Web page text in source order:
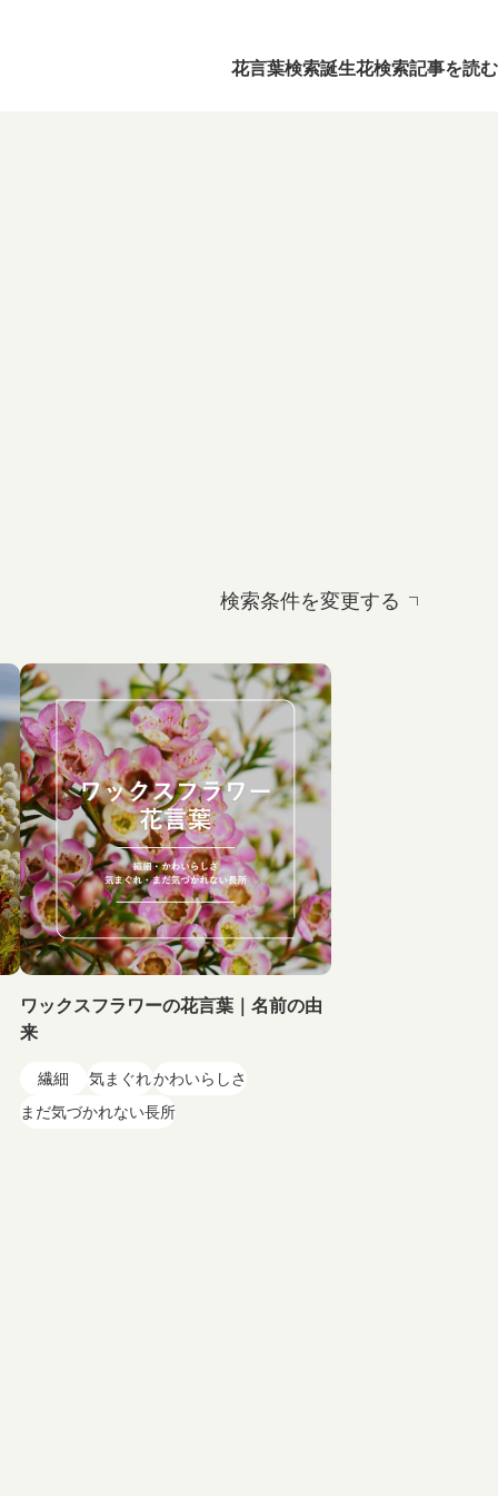
花言葉検索誕生花検索記事を読む
検索条件を変更する
ワックスフラワーの花言葉｜名前の由
来
繊細 気まぐれかわいらしさ
まだ気づかれない長所